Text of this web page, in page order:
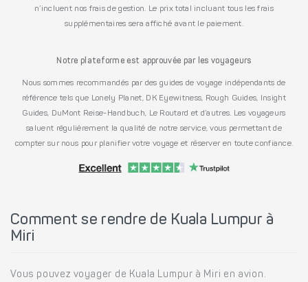
n’incluent nos frais de gestion. Le prix total incluant tous les frais
supplémentaires sera affiché avant le paiement.
Notre plateforme est approuvée par les voyageurs
Nous sommes recommandés par des guides de voyage indépendants de
référence tels que Lonely Planet, DK Eyewitness, Rough Guides, Insight
Guides, DuMont Reise-Handbuch, Le Routard et d’autres. Les voyageurs
saluent régulièrement la qualité de notre service, vous permettant de
compter sur nous pour planifier votre voyage et réserver en toute confiance.
Comment se rendre de Kuala Lumpur à
Miri
Vous pouvez voyager de Kuala Lumpur à Miri en avion.